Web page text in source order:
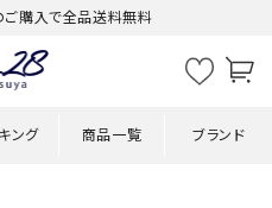
ご購入で全品送料無料
ング 商品一覧 ブランド